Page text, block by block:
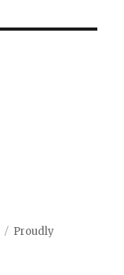
Proudly